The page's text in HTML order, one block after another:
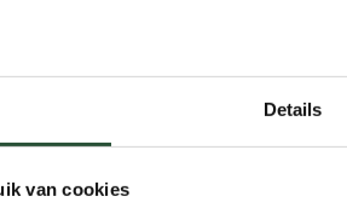
Details
van cookies
zijn:
modern. Perfect voor wie een
en is zeer duurzaam bij
stijlvolle combinatie, die duurzaam
en voordelen. Bij onze